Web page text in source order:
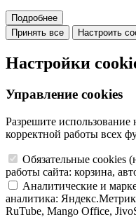
Подробнее
Принять все
Настроить
Настройки
Управление cookies
Разрешите использование
корректной работы всех
Обязательные cookies
работы сайта: корзина,
Аналитические и
аналитика:
RuTube, Mango Office,